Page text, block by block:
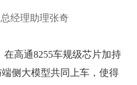
经理助理张奇
高通8255车规级芯片加持
侧大模型共同上车，使得